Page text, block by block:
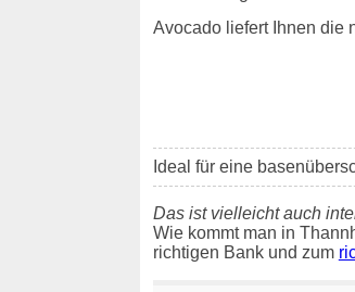
Avocado liefert Ihnen die
Ideal für eine
Das ist vielleicht auch
Wie kommt man in
richtigen Bank und zum